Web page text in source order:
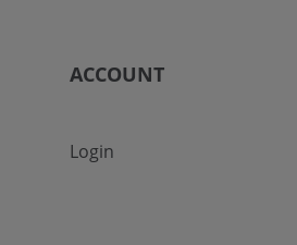
ACCOUNT
Login